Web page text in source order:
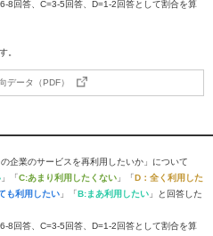
8回答、C=3-5回答、D=1-2回答として割合を算
。
データ（PDF）
企業のサービスを再利用したいか」について
」「C:あまり利用したくない 」「D：全く利用した
も利用したい 」「B:まあ利用したい 」と回答した
8回答、C=3-5回答、D=1-2回答として割合を算